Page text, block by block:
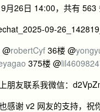
月26日 14:00，共有 563
@robertCyf 36楼 @
375楼 @
朋友联系我微信：
感谢 v2 网友的支持，祝